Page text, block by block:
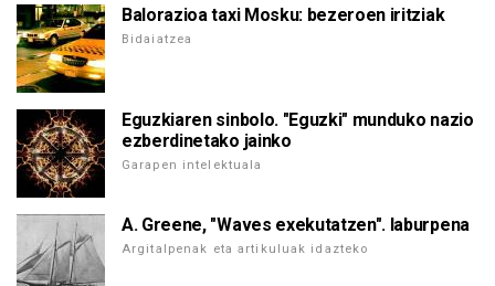
Balorazioa taxi Mosku: bezeroen iritziak
Bidaiatzea
Eguzkiaren sinbolo. "Eguzki" munduko nazio
ezberdinetako jainko
Garapen intelektuala
A. Greene, "Waves exekutatzen". laburpena
Argitalpenak eta artikuluak idazteko